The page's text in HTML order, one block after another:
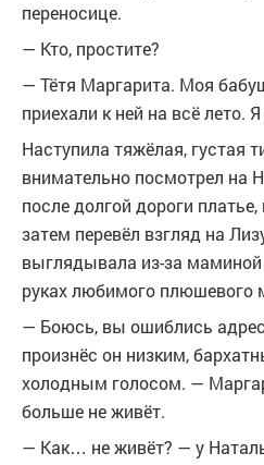
переносице.
— Кто, простите?
— Тётя Маргарита. Моя
приехали к ней на всё лето.
Наступила тяжёлая, густая
внимательно посмотрел на
после долгой дороги
затем перевёл взгляд на
выглядывала из-за
руках любимого плюшевого
— Боюсь, вы ошиблись
произнёс он низким,
холодным голосом. —
больше не живёт.
— Как… не живёт? — у